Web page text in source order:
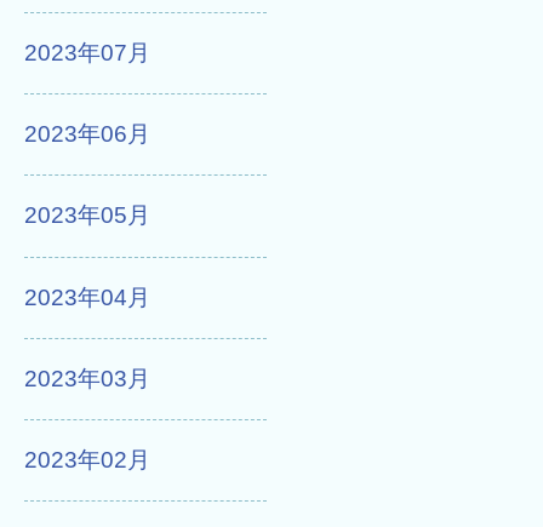
2023年07月
2023年06月
2023年05月
2023年04月
2023年03月
2023年02月